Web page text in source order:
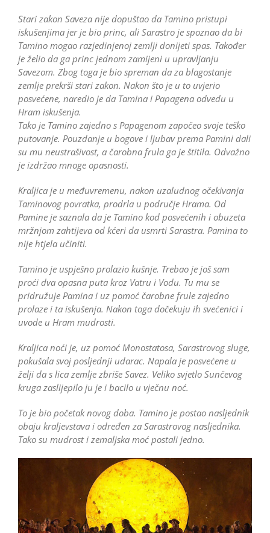
Stari zakon Saveza nije dopuštao da Tamino pristupi
iskušenjima jer je bio princ, ali Sarastro je spoznao da bi
Tamino mogao razjedinjenoj zemlji donijeti spas. Također
je želio da ga princ jednom zamijeni u upravljanju
Savezom. Zbog toga je bio spreman da za blagostanje
zemlje prekrši stari zakon. Nakon što je u to uvjerio
posvećene, naredio je da Tamina i Papagena odvedu u
Hram iskušenja.
Tako je Tamino zajedno s Papagenom započeo svoje teško
putovanje. Pouzdanje u bogove i ljubav prema Pamini dali
su mu neustrašivost, a čarobna frula ga je štitila. Odvažno
je izdržao mnoge opasnosti.
Kraljica je u međuvremenu, nakon uzaludnog očekivanja
Taminovog povratka, prodrla u područje Hrama. Od
Pamine je saznala da je Tamino kod posvećenih i obuzeta
mržnjom zahtijeva od kćeri da usmrti Sarastra. Pamina to
nije htjela učiniti.
Tamino je uspješno prolazio kušnje. Trebao je još sam
proći dva opasna puta kroz Vatru i Vodu. Tu mu se
pridružuje Pamina i uz pomoć čarobne frule zajedno
prolaze i ta iskušenja. Nakon toga dočekuju ih svećenici i
uvode u Hram mudrosti.
Kraljica noći je, uz pomoć Monostatosa, Sarastrovog sluge,
pokušala svoj posljednji udarac. Napala je posvećene u
želji da s lica zemlje zbriše Savez. Veliko svjetlo Sunčevog
kruga zaslijepilo ju je i bacilo u vječnu noć.
To je bio početak novog doba. Tamino je postao nasljednik
obaju kraljevstava i određen za Sarastrovog nasljednika.
Tako su mudrost i zemaljska moć postali jedno.